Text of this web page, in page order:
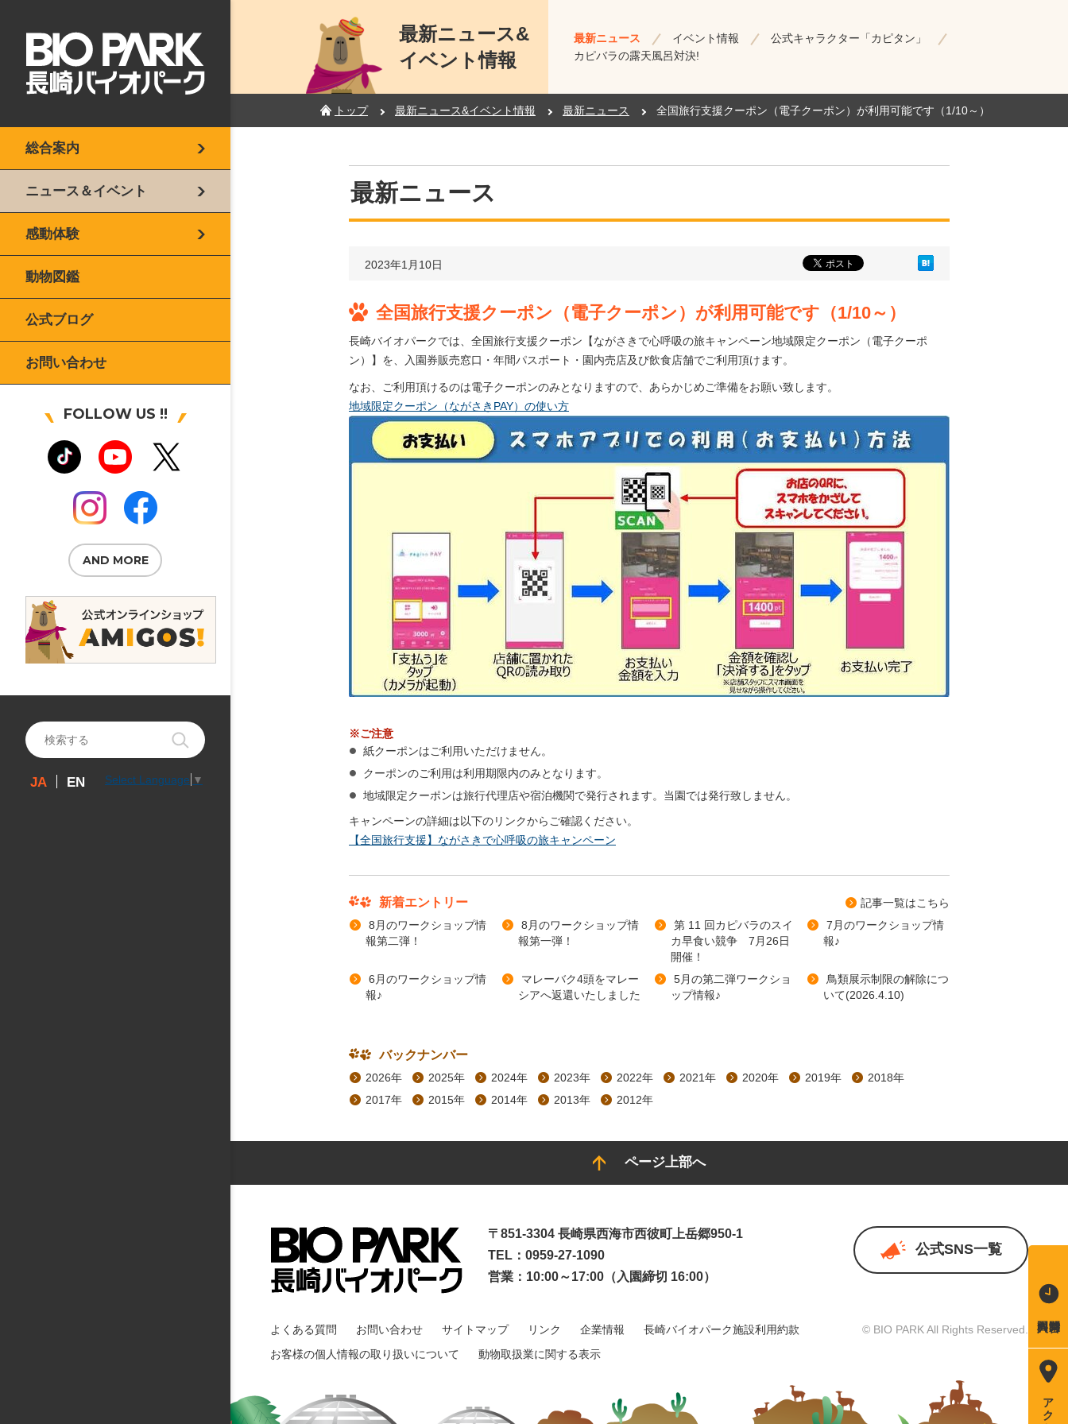
総合案内
ニュース＆イベント
感動体験
動物図鑑
公式ブログ
お問い合わせ
FOLLOW US !!
AND MORE
JA EN Select Language ▼
最新ニュース&
イベント情報
最新ニュース イベント情報
公式キャラクター「カピタン」
カピバラの露天風呂対決!
トップ 最新ニュース&イベント情報 最新ニュース 全国旅行支援クーポン（電子クーポン）が利用可能です（1/10～）
最新ニュース
2023年1月10日
全国旅行支援クーポン（電子クーポン）が利用可能です（1/10～）
長崎バイオパークでは、全国旅行支援クーポン【ながさきで心呼吸の旅キャンペーン地域限定クーポン（電子クーポ
ン）】を、入園券販売窓口・年間パスポート・園内売店及び飲食店舗でご利用頂けます。
なお、ご利用頂けるのは電子クーポンのみとなりますので、あらかじめご準備をお願い致します。
地域限定クーポン（ながさきPAY）の使い方
※ご注意
紙クーポンはご利用いただけません。
クーポンのご利用は利用期限内のみとなります。
地域限定クーポンは旅行代理店や宿泊機関で発行されます。当園では発行致しません。
キャンペーンの詳細は以下のリンクからご確認ください。
【全国旅行支援】ながさきで心呼吸の旅キャンペーン
新着エントリー
記事⼀覧はこちら
8月のワークショップ情
報第二弾！
8月のワークショップ情
報第一弾！
第 11 回カピバラのスイ
カ早食い競争 7月26日
開催！
7月のワークショップ情
報♪
6月のワークショップ情
報♪
マレーバク4頭をマレー
シアへ返還いたしました
5月の第二弾ワークショ
ップ情報♪
鳥類展示制限の解除につ
いて(2026.4.10)
バックナンバー
2026年 2025年 2024年 2023年 2022年 2021年 2020年 2019年
2018年
2017年
2015年 2014年 2013年 2012年
ページ上部へ
〒851-3304 長崎県西海市西彼町上岳郷950-1
TEL：0959-27-1090
営業：10:00～17:00（入園締切 16:00）
公式SNS一覧
よくある質問 お問い合わせ サイトマップ リンク 企業情報
長崎バイオパーク施設利用約款
お客様の個人情報の取り扱いについて
動物取扱業に関する表示
© BIO PARK All Rights Reserved.